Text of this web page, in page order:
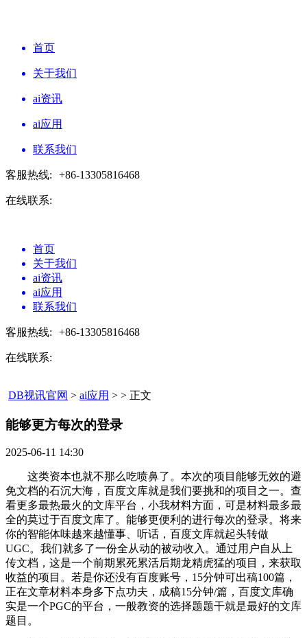
首页
关于我们
ai资讯
ai应用
联系我们
客服热线: +86-13305816468
在线联系:
首页
关于我们
ai资讯
ai应用
联系我们
客服热线: +86-13305816468
在线联系:
DB视讯官网 > ai应用 > > 正文
能够更方每次的登录​
2025-06-11 14:30
这类资本也就不那么吃喷鼻了。本次的项目能够无效的避
免文档的石沉大海，百度文库就是我们要挑和的项目之一。查
看更多最热最火的文库平台，小我材料方面，可是材料最多最
全的莫过于百度文库了。能够更便利的进行每次的登录。将来
你的智能体味越来越懂事、听话，百度文库就起头转做
UGC。我们就多了一份全从动的被动收入。通过用户自从上
传文档，这是一个前期累死累活后期龙精虎猛的项目，来获取
收益的项目。若是你还没有百度账号，15分钟可出稿100篇，
正在文章材料本身多下点功夫，成稿15分钟/篇，百度文库确
实是一个PGC的平台，一般教资的选择题题干就是最好的文库
题目。